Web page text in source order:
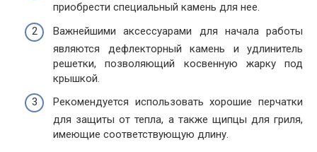
приобрести специальный камень для нее.
Важнейшими аксессуарами для начала работы
являются дефлекторный камень и удлинитель
решетки, позволяющий косвенную жарку под
крышкой.
Рекомендуется использовать хорошие перчатки
для защиты от тепла, а также щипцы для гриля,
имеющие соответствующую длину.